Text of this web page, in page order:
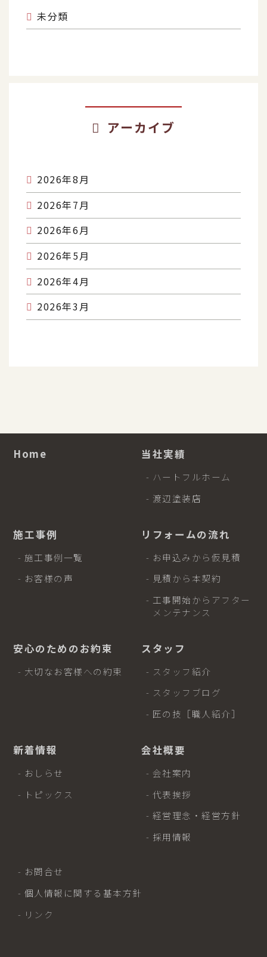
未分類
アーカイブ
2026年8月
2026年7月
2026年6月
2026年5月
2026年4月
2026年3月
Home 当社実績
- ハートフルホーム
- 渡辺塗装店
施工事例
- 施工事例一覧
- お客様の声
リフォームの流れ
- お申込みから仮見積
- 見積から本契約
- 工事開始からアフター
メンテナンス
安心のためのお約束
- 大切なお客様への約束
スタッフ
- スタッフ紹介
- スタッフブログ
- 匠の技［職人紹介］
新着情報
- おしらせ
- トピックス
会社概要
- 会社案内
- 代表挨拶
- 経営理念・経営方針
- 採用情報
- お問合せ
- 個人情報に関する基本方針
- リンク